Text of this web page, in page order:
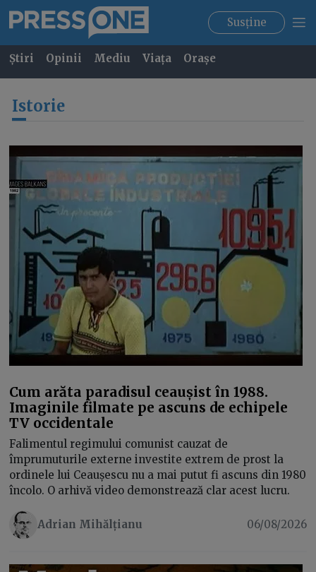
Susține
Știri Opinii Mediu Viața Orașe
Istorie
Cum arăta paradisul ceaușist în 1988.
Imaginile filmate pe ascuns de echipele
TV occidentale
Falimentul regimului comunist cauzat de
împrumuturile externe investite extrem de prost la
ordinele lui Ceaușescu nu a mai putut fi ascuns din 1980
încolo. O arhivă video demonstrează clar acest lucru.
Adrian Mihălțianu 06/08/2026